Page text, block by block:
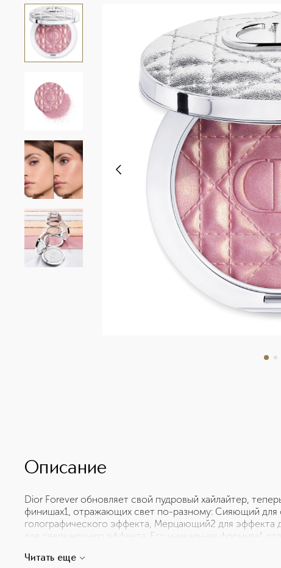
Описание
Dior Forever обновляет свой пудровый хайлайтер,
финишах1, отражающих свет по-разному: Сияющий для
голографического эффекта, Мерцающий2 для эффекта
для сверкающего эффекта. Его уникальная формула1
легко сливается с кожей и рассеивает свет в
Читать еще